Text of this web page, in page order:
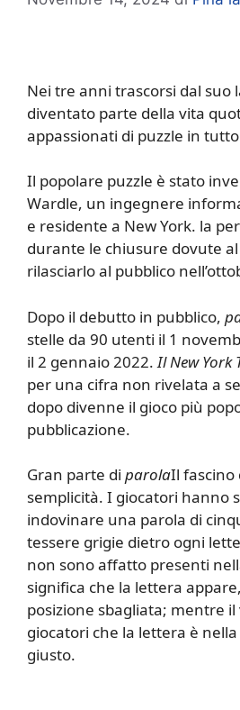
Nei tre anni trascorsi dal suo
diventato parte della vita
appassionati di puzzle in
Il popolare puzzle è stato
Wardle, un ingegnere
e residente a New York. la
durante le chiusure dovute al
rilasciarlo al pubblico
Dopo il debutto in pubblico,
stelle da 90 utenti il ​​1
il 2 gennaio 2022. Il New York
per una cifra non rivelata a
dopo divenne il gioco più
pubblicazione.
Gran parte di parolaIl fascino
semplicità. I giocatori hanno
indovinare una parola di
tessere grigie dietro ogni
non sono affatto presenti
significa che la lettera
posizione sbagliata; mentre
giocatori che la lettera è
giusto.